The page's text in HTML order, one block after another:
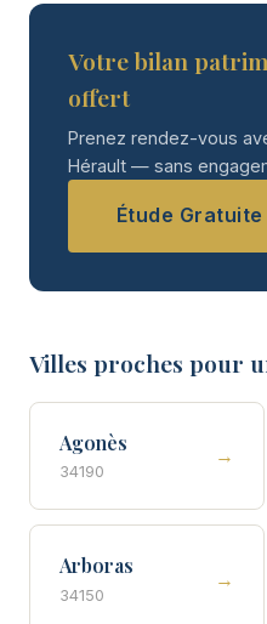
Votre bilan
offert
Prenez rendez-vous
Hérault — sans
Étude Gratuite
Villes proches pour
Agonès
34190
→
Arboras
34150
→